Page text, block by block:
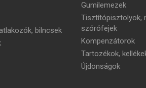
bilncsek
Gumilemezek
Tisztítópisztolyok,
szórófejek
Kompenzátorok
Tartozékok,
Újdonságok